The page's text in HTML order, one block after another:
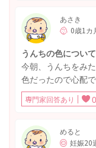
い。
あさき
0歳1カ
うんちの色について
今朝、うんちをみ
色だったので心配
がする出ており黄
の便が混ざっていた
専門家回答あり 0
めると
妊娠20